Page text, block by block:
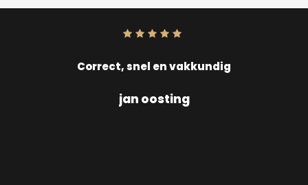
10
Correct, snel en vakkundig
jan oosting